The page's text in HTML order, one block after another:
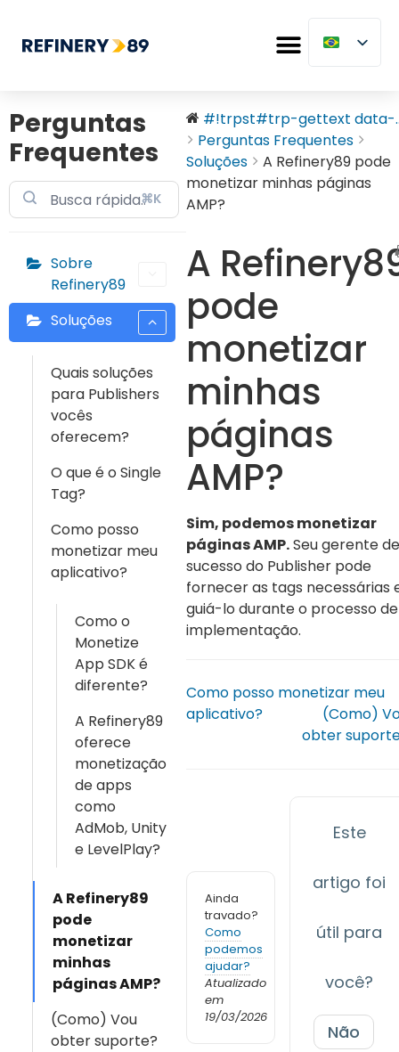
Perguntas
Frequentes
⌘K
Sobre
Refinery89
Soluções
Quais soluções
para Publishers
vocês
oferecem?
O que é o Single
Tag?
Como posso
monetizar meu
aplicativo?
Como o
Monetize
App SDK é
diferente?
A Refinery89
oferece
monetização
de apps
como
AdMob, Unity
e LevelPlay?
A Refinery89
pode
monetizar
minhas
páginas AMP?
(Como) Vou
obter suporte?
#!trpst#trp-gettext data-
Perguntas Frequentes
Soluções
A Refinery89 pode
monetizar minhas páginas
AMP?
A
pode
monetizar
minhas
páginas
AMP?
Sim, podemos monetizar
páginas AMP.Seu gerente de
sucesso do Publisher pode
fornecer as tags necessárias
guiá-lo durante o processo de
implementação.
Como posso monetizar meu
aplicativo?
(Como)
obter
Ainda
travado?
Como
podemos
ajudar?
Atualizado
em
19/03/2026
Este
artigo foi
útil para
você?
Não